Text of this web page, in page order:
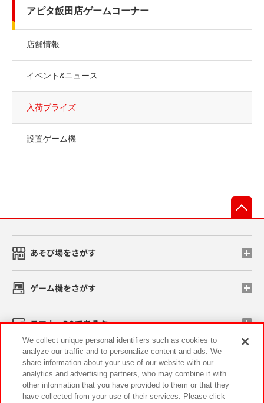
アピタ飯田店ゲームコーナー
店舗情報
イベント&ニュース
入荷プライズ
設置ゲーム機
あそび場をさがす
ゲーム機をさがす
スマホ・PCであそぶ
イベント・キャンペーン
We collect unique personal identifiers such as cookies to
analyze our traffic and to personalize content and ads. We
share information about your use of our website with our
analytics and advertising partners, who may combine it with
other information that you have provided to them or that they
have collected from your use of their services. Please click